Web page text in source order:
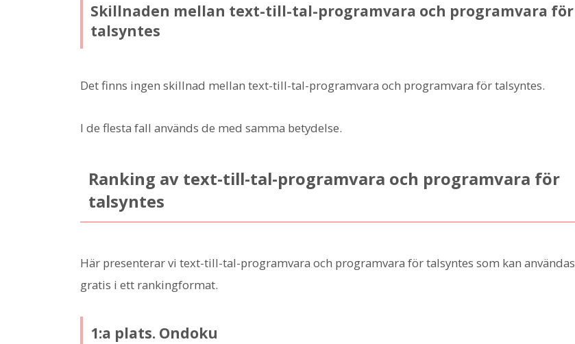
Skillnaden mellan text-till-tal-programvara och programvara för
talsyntes
Det finns ingen skillnad mellan text-till-tal-programvara och programvara för talsyntes.
I de flesta fall används de med samma betydelse.
Ranking av text-till-tal-programvara och programvara för
talsyntes
Här presenterar vi text-till-tal-programvara och programvara för talsyntes som kan användas
gratis i ett rankingformat.
1:a plats. Ondoku